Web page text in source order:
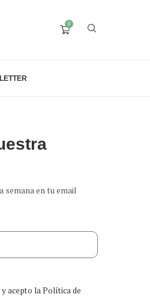
0
semana en tu email
acepto la Política de